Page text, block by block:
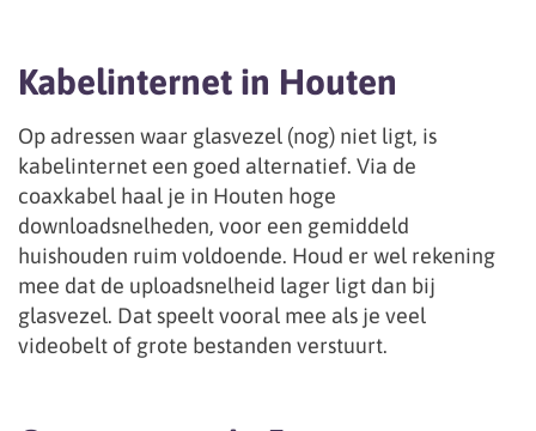
Kabelinternet in Houten
Op adressen waar glasvezel (nog) niet ligt, is
kabelinternet een goed alternatief. Via de
coaxkabel haal je in Houten hoge
downloadsnelheden, voor een gemiddeld
huishouden ruim voldoende. Houd er wel rekening
mee dat de uploadsnelheid lager ligt dan bij
glasvezel. Dat speelt vooral mee als je veel
videobelt of grote bestanden verstuurt.